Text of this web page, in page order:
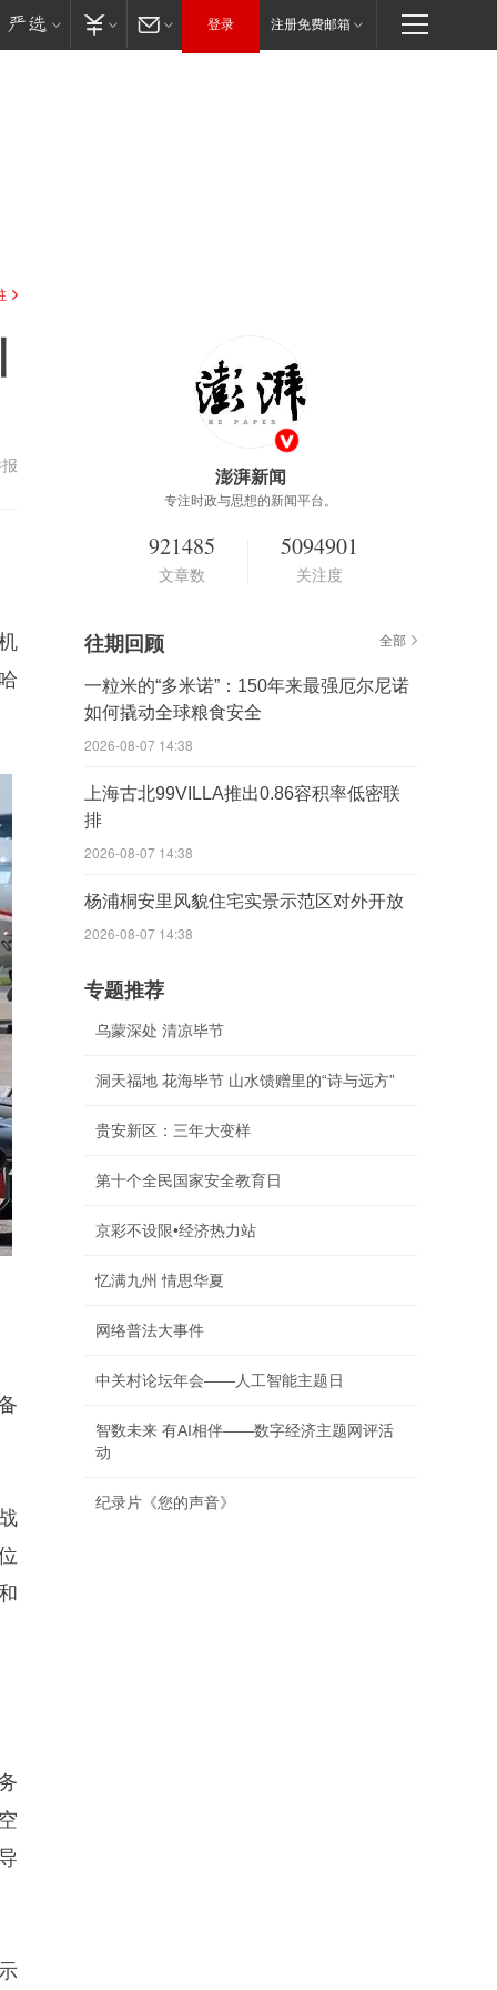
登录 注册免费邮箱
澎湃新闻
专注时政与思想的新闻平台。
921485
文章数
5094901
关注度
往期回顾 全部
一粒米的“多米诺”：150年来最强厄尔尼诺
如何撬动全球粮食安全
2026-08-07 14:38
上海古北99VILLA推出0.86容积率低密联
排
2026-08-07 14:38
杨浦桐安里风貌住宅实景示范区对外开放
2026-08-07 14:38
专题推荐
乌蒙深处 清凉毕节
洞天福地 花海毕节 山水馈赠里的“诗与远方”
贵安新区：三年大变样
第十个全民国家安全教育日
京彩不设限•经济热力站
忆满九州 情思华夏
网络普法大事件
中关村论坛年会——人工智能主题日
智数未来 有AI相伴——数字经济主题网评活
动
纪录片《您的声音》